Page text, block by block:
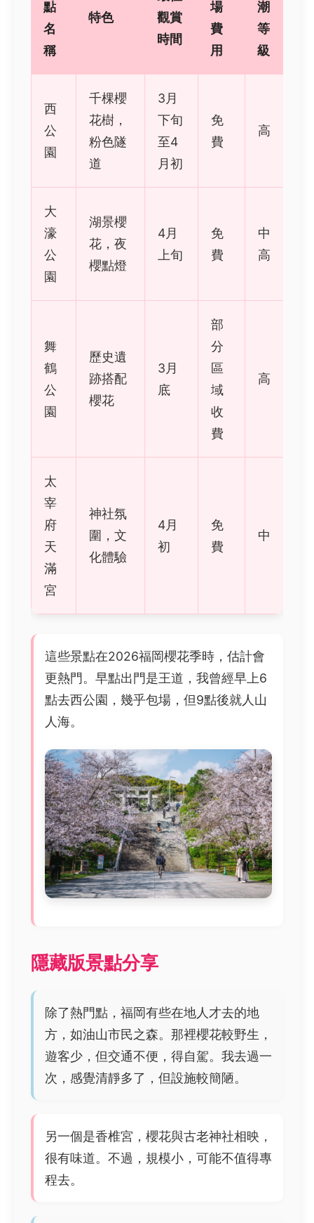
點
名
稱
特色
觀賞
時間
場
費
用
潮
等
級
西
公
園
千棵櫻
花樹，
粉色隧
道
3月
下旬
至4
月初
免
費
高
大
濠
公
園
湖景櫻
花，夜
櫻點燈
4月
上旬
免
費
中
高
舞
鶴
公
園
歷史遺
跡搭配
櫻花
3月
底
部
分
區
域
收
費
高
太
宰
府
天
滿
宮
神社氛
圍，文
化體驗
4月
初
免
費
中
這些景點在2026福岡櫻花季時，估計會
更熱門。早點出門是王道，我曾經早上6
點去西公園，幾乎包場，但9點後就人山
人海。
隱藏版景點分享
除了熱門點，福岡有些在地人才去的地
方，如油山市民之森。那裡櫻花較野生，
遊客少，但交通不便，得自駕。我去過一
次，感覺清靜多了，但設施較簡陋。
另一個是香椎宮，櫻花與古老神社相映，
很有味道。不過，規模小，可能不值得專
程去。